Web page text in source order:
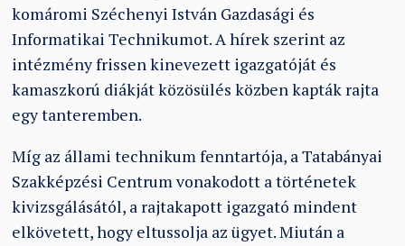
komáromi Széchenyi István Gazdasági és
Informatikai Technikumot. A hírek szerint az
intézmény frissen kinevezett igazgatóját és
kamaszkorú diákját közösülés közben kapták rajta
egy tanteremben.
Míg az állami technikum fenntartója, a Tatabányai
Szakképzési Centrum vonakodott a történetek
kivizsgálásától, a rajtakapott igazgató mindent
elkövetett, hogy eltussolja az ügyet. Miután a